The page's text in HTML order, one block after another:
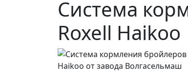
Система
Roxell Haikoo